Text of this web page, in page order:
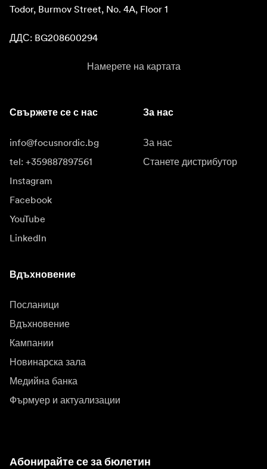
Todor, Burmov Street, No. 4A, Floor 1
ДДС: BG208600294
Намерете на картата
Свържете се с нас
info@focusnordic.bg
tel: +359887897561
Instagram
Facebook
YouTube
LinkedIn
За нас
За нас
Станете дистрибутор
Вдъхновение
Посланици
Вдъхновение
Кампании
Новинарска зала
Медийна банка
Фърмуер и актуализации
Абонирайте се за бюлетин